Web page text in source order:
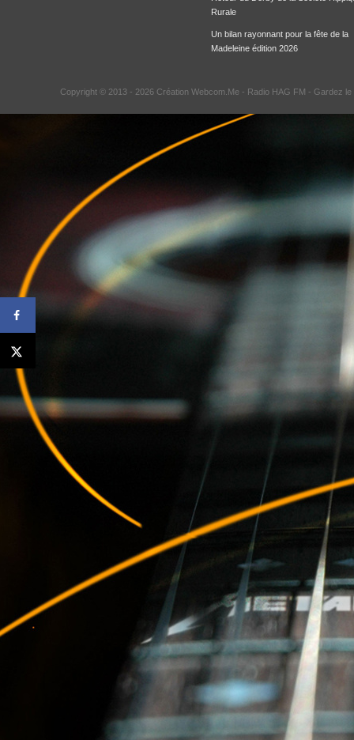
Rurale
Un bilan rayonnant pour la fête de la
Madeleine édition 2026
Copyright © 2013 - 2026 Création Webcom.Me - Radio HAG FM - Gardez le